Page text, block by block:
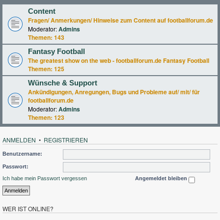
Content
Fragen/ Anmerkungen/ Hinweise zum Content auf footballforum.de
Moderator:Admins
Themen: 143
Fantasy Football
The greatest show on the web - footballforum.de Fantasy Football
Themen: 125
Wünsche & Support
Ankündigungen, Anregungen, Bugs und Probleme auf/ mit/ für
footballforum.de
Moderator:Admins
Themen: 123
ANMELDEN • REGISTRIEREN
Benutzername:
Passwort:
Ich habe mein Passwort vergessen
Angemeldet bleiben
WER IST ONLINE?